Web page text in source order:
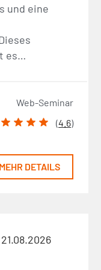
und eine
es…
Web-Seminar
(4.6)
MEHR DETAILS